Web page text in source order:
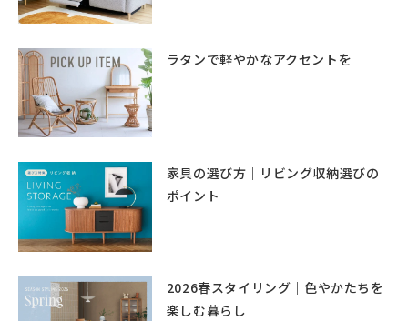
ラタンで軽やかなアクセントを
家具の選び方｜リビング収納選びの
ポイント
2026春スタイリング｜色やかたちを
楽しむ暮らし